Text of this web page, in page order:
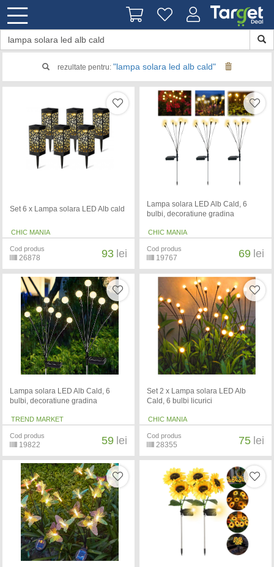
rezultate pentru: "lampa solara led alb cald"
Set 6 x Lampa solara LED Alb cald
CHIC MANIA
Cod produs
26878 93 lei
Lampa solara LED Alb Cald, 6
bulbi, decoratiune gradina
CHIC MANIA
Cod produs
19767 69 lei
Lampa solara LED Alb Cald, 6
bulbi, decoratiune gradina
TREND MARKET
Cod produs
19822 59 lei
Set 2 x Lampa solara LED Alb
Cald, 6 bulbi licurici
CHIC MANIA
Cod produs
28355 75 lei